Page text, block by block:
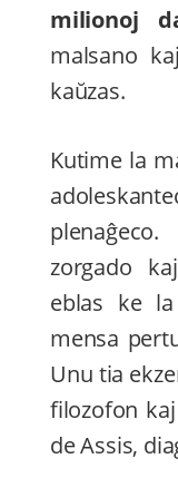
milionoj
malsano
kaŭzas.
Kutime la
zorgado
eblas ke
mensa
Unu tia
filozofon
de Assis,